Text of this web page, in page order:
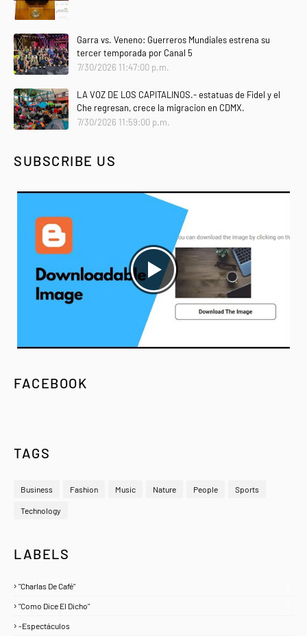
Garra vs. Veneno: Guerreros Mundiales estrena su
tercer temporada por Canal 5
7/30/2026 11:47:00 p.m.
LA VOZ DE LOS CAPITALINOS.- estatuas de Fidel y el
Che regresan, crece la migracion en CDMX.
7/30/2026 11:59:00 p.m.
SUBSCRIBE US
FACEBOOK
TAGS
Business Fashion Music Nature People Sports
Technology
LABELS
"Charlas De Café"
"Como Dice El Dicho"
-Espectáculos